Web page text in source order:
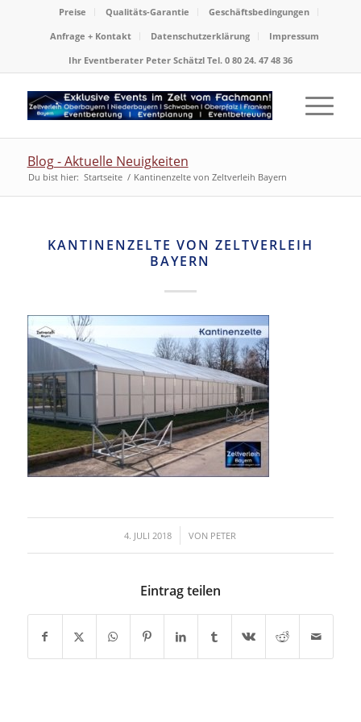
Preise Qualitäts-Garantie
Geschäftsbedingungen
Anfrage + Kontakt
Datenschutzerklärung
Impressum
Ihr Eventberater Peter Schätzl Tel. 0 80 24. 47 48 36
Blog - Aktuelle Neuigkeiten
Du bist hier: Startseite / Kantinenzelte von Zeltverleih Bayern
KANTINENZELTE VON ZELTVERLEIH
BAYERN
4. JULI 2018
/ VON PETER
Eintrag teilen